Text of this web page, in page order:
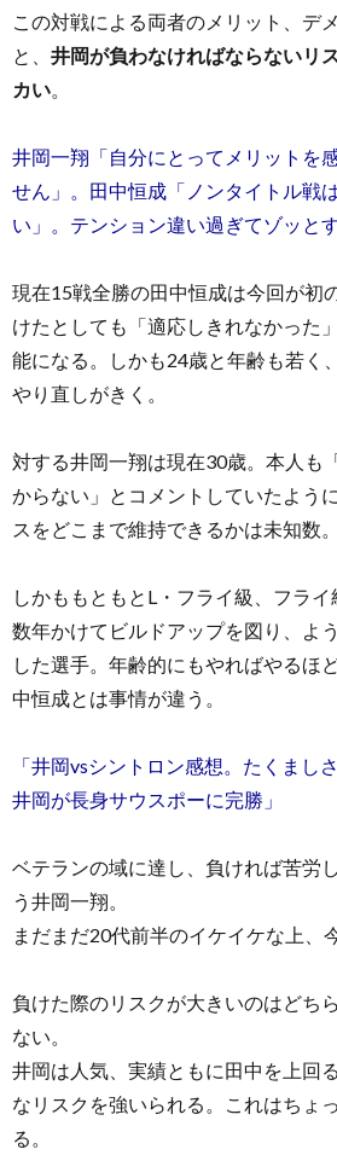
この対戦による両者のメリット、デ
と、 井岡が負わなければならないリ
カい
井岡一翔「自分にとってメリットを
せん」。田中恒成「ノンタイトル戦
い」。テンション違い過ぎてゾッと
現在15戦全勝の田中恒成は今回が初
けたとしても「適応しきれなかった
能になる。しかも24歳と年齢も若く
やり直しがきく。
対する井岡一翔は現在30歳。本人も
からない」とコメントしていたよう
スをどこまで維持できるかは未知数。
しかももともとL・フライ級、フラ
数年かけてビルドアップを図り、よ
した選手。年齢的にもやればやるほ
中恒成とは事情が違う。
「井岡vsシントロン感想。たくまし
井岡が長身サウスポーに完勝」
ベテランの域に達し、負ければ苦労
う井岡一翔。
まだまだ20代前半のイケイケな上、
負けた際のリスクが大きいのはどち
ない。
井岡は人気、実績ともに田中を上回
なリスクを強いられる。これはちょ
る。